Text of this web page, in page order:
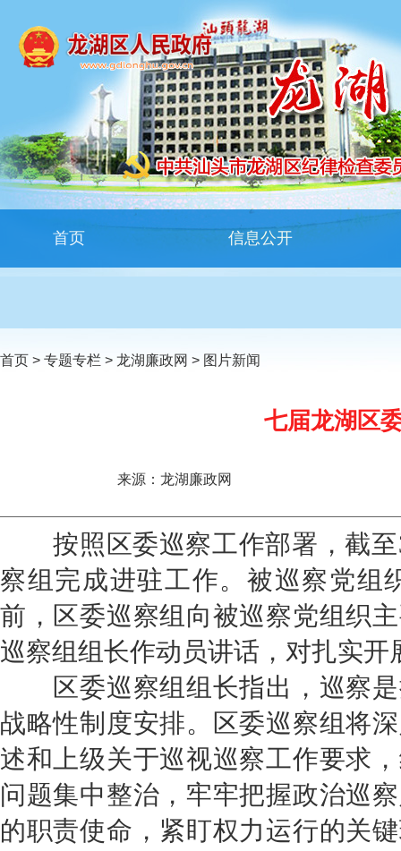
首页 信息公开
首页 > 专题专栏 > 龙湖廉政网 > 图片新闻
七届龙湖区
来源：龙湖廉政网
按照区委巡察工作部署，截至
察组完成进驻工作。被巡察党组
前，区委巡察组向被巡察党组织
巡察组组长作动员讲话，对扎实
区委巡察组组长指出，巡察
战略性制度安排。区委巡察组将
述和上级关于巡视巡察工作要求
问题集中整治，牢牢把握政治巡
的职责使命，紧盯权力运行的关